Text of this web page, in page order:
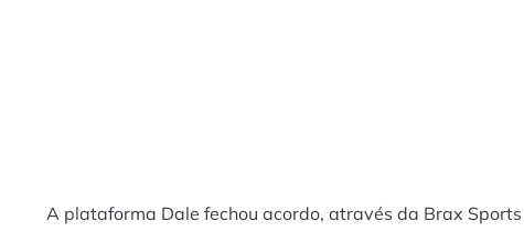
A plataforma Dale fechou acordo, através da Brax